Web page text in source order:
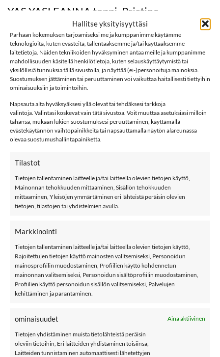
Hallitse yksityisyyttäsi
Parhaan kokemuksen tarjoamiseksi me ja kumppanimme käytämme
teknologioita, kuten evästeitä, tallentaaksemme ja/tai käyttääksemme
laitetietoja. Näiden tekniikoiden hyväksyminen antaa meille ja kumppanimme
mahdollisuuden käsitellä henkilötietoja, kuten selauskäyttäytymistä tai
yksilöllisiä tunnuksia tällä sivustolla, ja näyttää (ei-)personoituja mainoksia.
Suostumuksen jättäminen tai peruuttaminen voi vaikuttaa haitallisesti tiettyihin
ominaisuuksiin ja toimintoihin.
Napsauta alta hyväksyäksesi yllä olevat tai tehdäksesi tarkkoja
valintoja. Valintasi koskevat vain tätä sivustoa. Voit muuttaa asetuksiasi milloin
tahansa, mukaan lukien suostumuksesi peruuttaminen, käyttämällä
evästekäytännön vaihtopainikkeita tai napsauttamalla näytön alareunassa
olevaa suostumushallintapainiketta.
Tilastot
Tietojen tallentaminen laitteelle ja/tai laitteella olevien tietojen käyttö,
Mainonnan tehokkuuden mittaaminen, Sisällön tehokkuuden
mittaaminen, Yleisöjen ymmärtäminen eri lähteistä peräisin olevien
tietojen, tilastojen tai yhdistelmien avulla.
Markkinointi
Tietojen tallentaminen laitteelle ja/tai laitteella olevien tietojen käyttö,
Rajoitettujen tietojen käyttö mainosten valitsemiseksi, Personoidun
mainosprofiilin muodostaminen, Profiilien käyttö kohdennetun
mainonnan valitsemiseksi, Personoidun sisältöprofiilin muodostaminen,
Profiilien käyttö personoidun sisällön valitsemiseksi, Palvelujen
kehittäminen ja parantaminen.
ominaisuudet Aina aktiivinen
Tietojen yhdistäminen muista tietolähteistä peräisin
oleviin tietoihin, Eri laitteiden yhdistäminen toisiinsa,
Laitteiden tunnistaminen automaattisesti lähetettyjen
YAS YASLEANNA toppi, Pristine
Arvio5
5:stä
perustuen
1
asiakkaan
arvotukseen.
69,99€
Koko
YAS YASLEANNA toppi, Pristine määrä
LISÄÄ OSTOSKORIIN
Tuotetunnus (SKU):
Osastot:Naiset,T-paidat,Topit,YAS
Avainsana tuotteelleYAS
KUVAUS
LISÄTIEDOT
ARVIOT (1)
YAS YASLEANNA toppi, Pristine
YASLURA on upea toppi, jossa päälikangas upeaa
kukkakirjailtua sifonkia. Lyhyet hihat, joissa väljä istuvuus.